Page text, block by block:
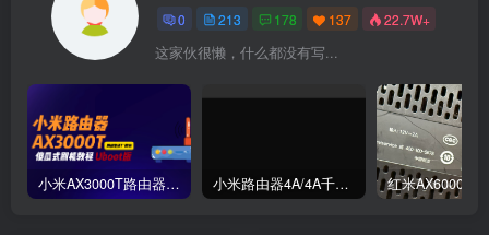
0 213 178 137 22.7W+
这家伙很懒，什么都没有写...
小米AX3000T路由器刷机教程傻瓜式uboot版支持v1v2+恢复原厂系统教程RD03 RD23 小米路由器4A/4A千兆版/R4A/R4AC傻瓜式刷机教程breed版+openwrt分区版支持V1V2+恢复原厂教程